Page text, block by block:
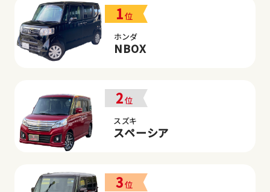
1位
ホンダ
NBOX
2位
スズキ
スペーシア
3位